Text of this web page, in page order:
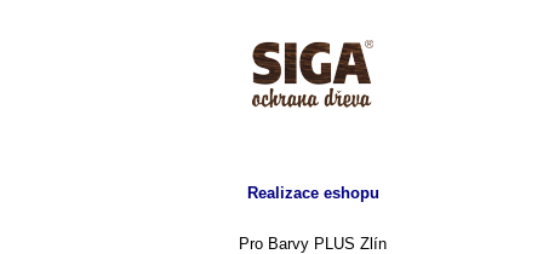
Realizace eshopu
Pro Barvy PLUS Zlín